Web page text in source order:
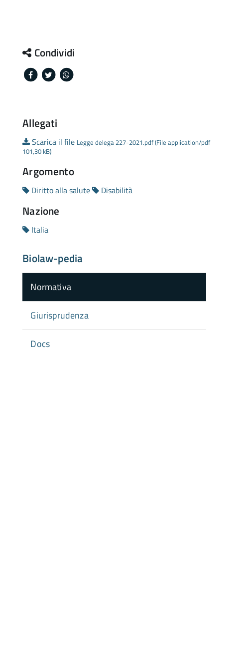
Condividi
Facebook
Twitter
Allegati
Scarica il file Legge delega 227-2021.pdf (File application/pdf
101,30 kB)
Argomento
Diritto alla salute Disabilità
Nazione
Italia
Biolaw-pedia
Normativa
Giurisprudenza
Docs